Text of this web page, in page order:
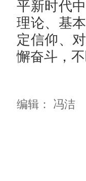
平新时代
理论、基
定信仰、
懈奋斗，
编辑： 冯洁